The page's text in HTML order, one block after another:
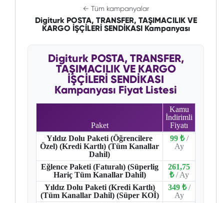
← Tüm kampanyalar
Digiturk POSTA, TRANSFER, TAŞIMACILIK VE
KARGO İŞÇİLERİ SENDİKASI Kampanyası
Digiturk POSTA, TRANSFER,
TAŞIMACILIK VE KARGO
İŞÇİLERİ SENDİKASI
Kampanyası Fiyat Listesi
Paket
Kamu
İndirimli
Fiyatı
Yıldız Dolu Paketi (Öğrencilere
Özel) (Kredi Kartlı) (Tüm Kanallar
Dahil)
99 ₺ /
Ay
Eğlence Paketi (Faturalı) (Süperlig
Hariç Tüm Kanallar Dahil)
261,75
₺ / Ay
Yıldız Dolu Paketi (Kredi Kartlı)
(Tüm Kanallar Dahil) (Süper KOİ)
349 ₺ /
Ay